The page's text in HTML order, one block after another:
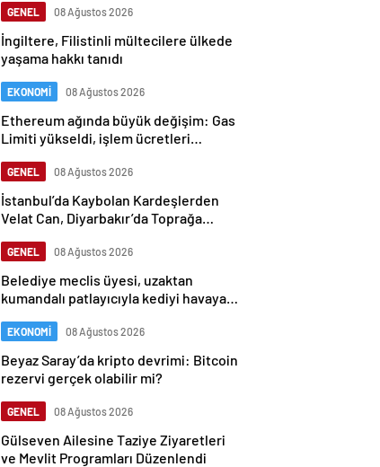
GENEL 08 Ağustos 2026
İngiltere, Filistinli mültecilere ülkede
yaşama hakkı tanıdı
EKONOMİ 08 Ağustos 2026
Ethereum ağında büyük değişim: Gas
Limiti yükseldi, işlem ücretleri
GENEL 08 Ağustos 2026
İstanbul’da Kaybolan Kardeşlerden
Velat Can, Diyarbakır’da Toprağa
GENEL 08 Ağustos 2026
Belediye meclis üyesi, uzaktan
kumandalı patlayıcıyla kediyi havaya
EKONOMİ 08 Ağustos 2026
Beyaz Saray’da kripto devrimi: Bitcoin
rezervi gerçek olabilir mi?
GENEL 08 Ağustos 2026
Gülseven Ailesine Taziye Ziyaretleri
ve Mevlit Programları Düzenlendi